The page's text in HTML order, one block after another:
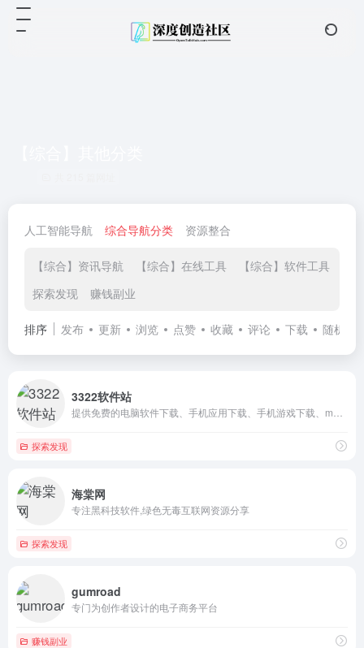
人工智能导航 综合导航分类 资源整合
【综合】资讯导航 【综合】在线工具 【综合】软件工具
探索发现
赚钱副业
排序 发布 更新 浏览 点赞 收藏 评论 下载 随机
3322软件站
探索发现
海棠网
专注黑科技软件,绿色无毒互联网资源分享
探索发现
gumroad
专门为创作者设计的电子商务平台
赚钱副业